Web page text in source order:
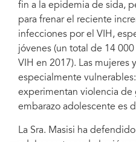
fin a la epidemia de sida,
para frenar el reciente
infecciones por el VIH,
jóvenes (un total de 14
VIH en 2017). Las mujeres
especialmente
experimentan violencia de
embarazo adolescente es
La Sra. Masisi ha